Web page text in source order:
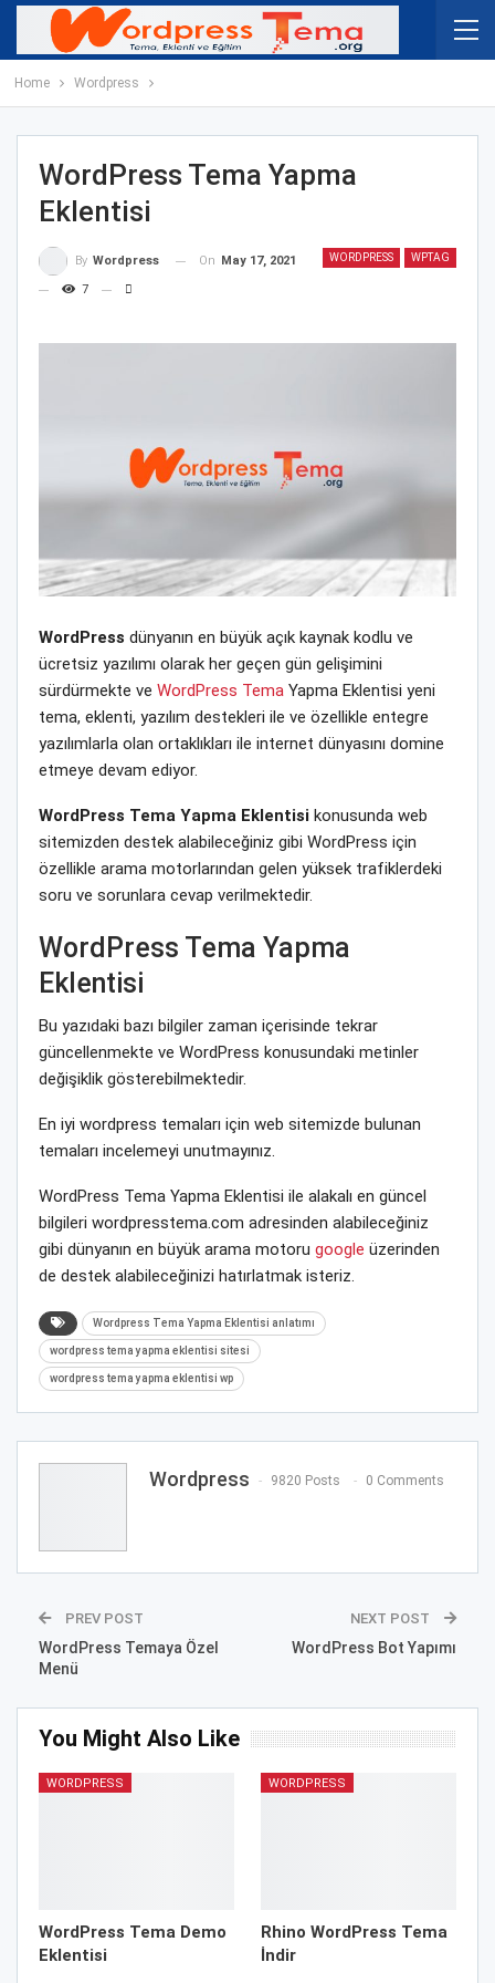
Home Wordpress
WordPress Tema Yapma
Eklentisi
WORDPRESS WPTAG
By Wordpress On May 17, 2021
7
WordPress dünyanın en büyük açık kaynak kodlu ve
ücretsiz yazılımı olarak her geçen gün gelişimini
sürdürmekte ve WordPress Tema Yapma Eklentisi yeni
tema, eklenti, yazılım destekleri ile ve özellikle entegre
yazılımlarla olan ortaklıkları ile internet dünyasını domine
etmeye devam ediyor.
WordPress Tema Yapma Eklentisi konusunda web
sitemizden destek alabileceğiniz gibi WordPress için
özellikle arama motorlarından gelen yüksek trafiklerdeki
soru ve sorunlara cevap verilmektedir.
WordPress Tema Yapma
Eklentisi
Bu yazıdaki bazı bilgiler zaman içerisinde tekrar
güncellenmekte ve WordPress konusundaki metinler
değişiklik gösterebilmektedir.
En iyi wordpress temaları için web sitemizde bulunan
temaları incelemeyi unutmayınız.
WordPress Tema Yapma Eklentisi ile alakalı en güncel
bilgileri wordpresstema.com adresinden alabileceğiniz
gibi dünyanın en büyük arama motoru google üzerinden
de destek alabileceğinizi hatırlatmak isteriz.
Wordpress Tema Yapma Eklentisi anlatımı
wordpress tema yapma eklentisi sitesi
wordpress tema yapma eklentisi wp
Wordpress 9820 Posts 0 Comments
PREV POST
WordPress Temaya Özel
Menü
NEXT POST
WordPress Bot Yapımı
You Might Also Like
WORDPRESS
WordPress Tema Demo
Eklentisi
WORDPRESS
Rhino WordPress Tema
İndir